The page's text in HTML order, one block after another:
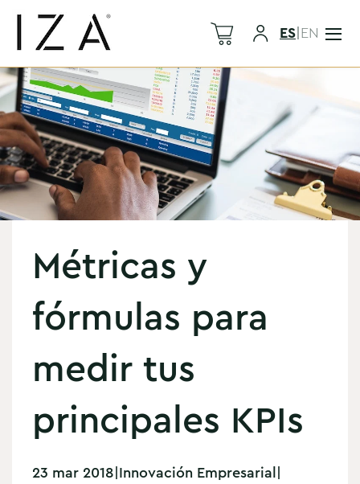
ES|EN
Métricas y
fórmulas para
medir tus
principales KPIs
23 mar 2018|Innovación Empresarial|